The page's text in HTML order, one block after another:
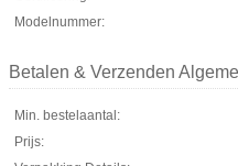
Modelnummer:
Betalen & Verzenden
Min. bestelaantal:
Prijs: